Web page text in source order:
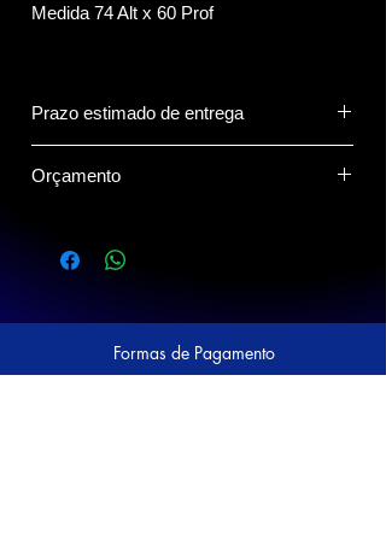
Medida 74 Alt x 60 Prof
Prazo estimado de entrega
Orçamento
vendedor.
Formas de Pagamento